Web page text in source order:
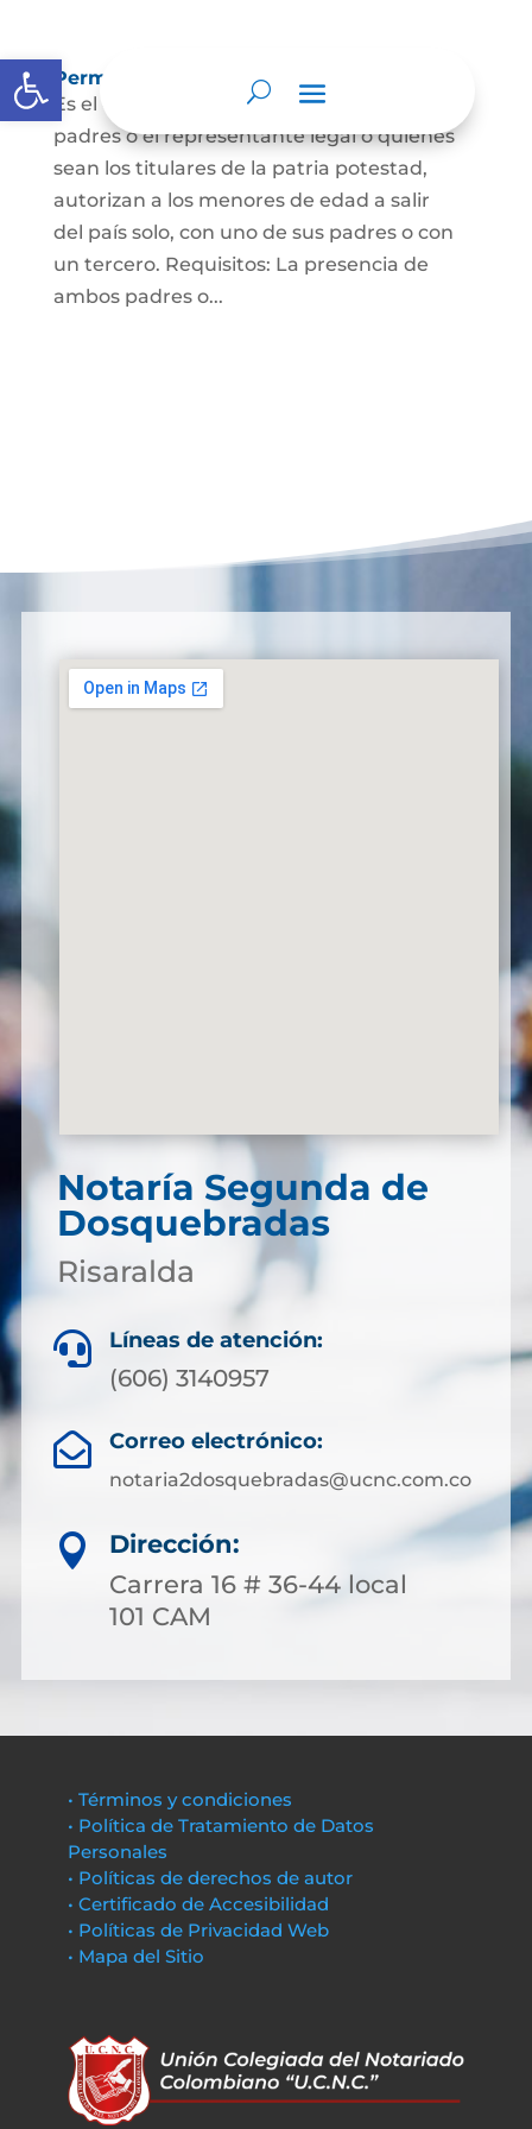
Open toolbar
Permisos de salida de país temporal
Es el documento mediante el cual los
padres o el representante legal o quienes
sean los titulares de la patria potestad,
autorizan a los menores de edad a salir
del país solo, con uno de sus padres o con
un tercero. Requisitos: La presencia de
ambos padres o...
Notaría Segunda de
Dosquebradas
Risaralda
 Líneas de atención:
(606) 3140957
 Correo electrónico:
notaria2dosquebradas@ucnc.com.co

Dirección:
Carrera 16 # 36-44 local
101 CAM
• Términos y condiciones
• Política de Tratamiento de Datos
Personales
• Políticas de derechos de autor
• Certificado de Accesibilidad
• Políticas de Privacidad Web
• Mapa del Sitio